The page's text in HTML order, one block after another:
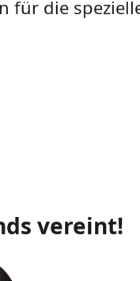
für die
vereint!